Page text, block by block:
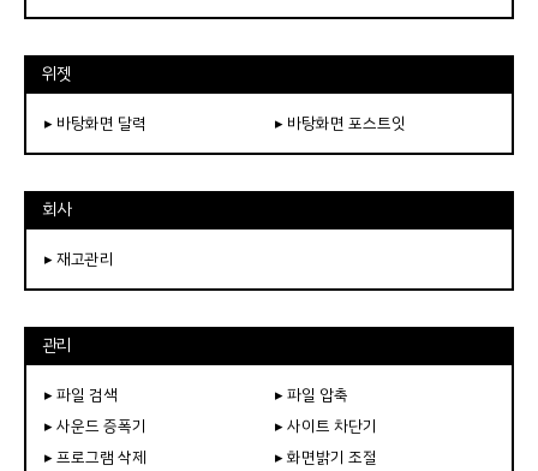
위젯
▸ 바탕화면 달력 ▸ 바탕화면 포스트잇
회사
▸ 재고관리
관리
▸ 파일 검색
▸ 파일 압축
▸ 사운드 증폭기
▸ 사이트 차단기
▸ 프로그램 삭제
▸ 화면밝기 조절